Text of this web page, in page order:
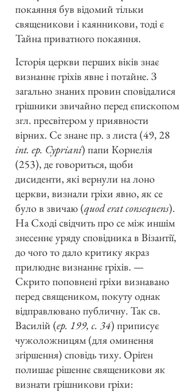
покаяння був відомий тільки
священикови і каянникови, тоді є
Тайна приватного покаяння.
Історія церкви перших віків знає
визнаннє гріхів явне і потайне. З
загально знаних провин сповідалися
грішники звичайно перед єпископом
згл. пресвітером у приявности
вірних. Се знане пр. з листа (49, 28
int. ep. Cypriani) папи Корнелія
(253), де говориться, щоби
дисиденти, які вернули на лоно
церкви, визнали гріхи явно, як се
було в звичаю (quod erat consequens).
На Сході свідчить про се між иншім
знесеннє уряду сповідника в Візантії,
до чого то дало критику якраз
прилюдне визнаннє гріхів. —
Скрито поповнені гріхи визнавано
перед священиком, покуту однак
відправлювано публичну. Так св.
Василій (ep. 199, c. 34) приписує
чужоложницям (для оминення
згіршення) сповідь тиху. Оріґен
полишає рішеннє священикови як
визнати грішникови гріхи: